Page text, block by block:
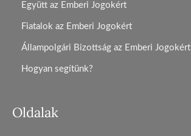
Együtt az Emberi Jogokért
Fiatalok az Emberi Jogokért
Állampolgári Bizottság az Emberi Jogokért
Hogyan segítünk?
Oldalak